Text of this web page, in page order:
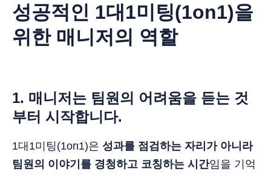
성공적인 1대1미팅(1on1)을
위한 매니저의 역할
1. 매니저는 팀원의 어려움을 듣는 것
부터 시작합니다.
1대1미팅(1on1)은 성과를 점검하는 자리가 아니라
팀원의 이야기를 경청하고 코칭하는 시간임을 기억